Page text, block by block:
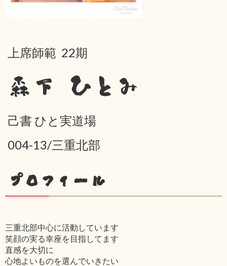
上席師範 22期
森下 ひとみ
己書 ひと実道場
004-13/三重北部
プロフィール
三重北部中心に活動しています
笑顔の実る幸座を目指してます
直感を大切に
心地よいものを選んでいきたい